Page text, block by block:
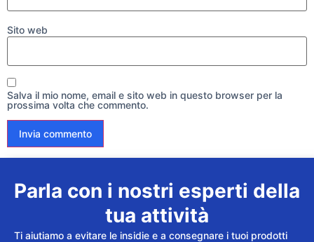
Sito web
Salva il mio nome, email e sito web in questo browser per la
prossima volta che commento.
Parla con i nostri esperti della
tua attività
Ti aiutiamo a evitare le insidie e a consegnare i tuoi prodotti